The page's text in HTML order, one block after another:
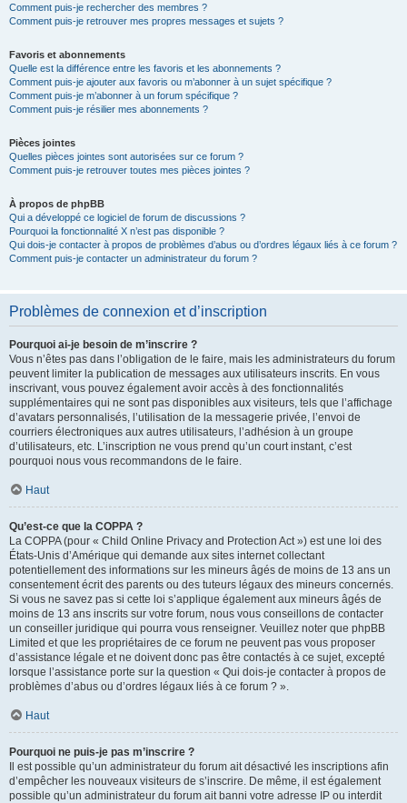
Comment puis-je rechercher des membres ?
Comment puis-je retrouver mes propres messages et sujets ?
Favoris et abonnements
Quelle est la différence entre les favoris et les abonnements ?
Comment puis-je ajouter aux favoris ou m’abonner à un sujet spécifique ?
Comment puis-je m’abonner à un forum spécifique ?
Comment puis-je résilier mes abonnements ?
Pièces jointes
Quelles pièces jointes sont autorisées sur ce forum ?
Comment puis-je retrouver toutes mes pièces jointes ?
À propos de phpBB
Qui a développé ce logiciel de forum de discussions ?
Pourquoi la fonctionnalité X n’est pas disponible ?
Qui dois-je contacter à propos de problèmes d’abus ou d’ordres légaux liés à ce forum ?
Comment puis-je contacter un administrateur du forum ?
Problèmes de connexion et d’inscription
Pourquoi ai-je besoin de m’inscrire ?
Vous n’êtes pas dans l’obligation de le faire, mais les administrateurs du forum
peuvent limiter la publication de messages aux utilisateurs inscrits. En vous
inscrivant, vous pouvez également avoir accès à des fonctionnalités
supplémentaires qui ne sont pas disponibles aux visiteurs, tels que l’affichage
d’avatars personnalisés, l’utilisation de la messagerie privée, l’envoi de
courriers électroniques aux autres utilisateurs, l’adhésion à un groupe
d’utilisateurs, etc. L’inscription ne vous prend qu’un court instant, c’est
pourquoi nous vous recommandons de le faire.
Haut
Qu’est-ce que la COPPA ?
La COPPA (pour « Child Online Privacy and Protection Act ») est une loi des
États-Unis d’Amérique qui demande aux sites internet collectant
potentiellement des informations sur les mineurs âgés de moins de 13 ans un
consentement écrit des parents ou des tuteurs légaux des mineurs concernés.
Si vous ne savez pas si cette loi s’applique également aux mineurs âgés de
moins de 13 ans inscrits sur votre forum, nous vous conseillons de contacter
un conseiller juridique qui pourra vous renseigner. Veuillez noter que phpBB
Limited et que les propriétaires de ce forum ne peuvent pas vous proposer
d’assistance légale et ne doivent donc pas être contactés à ce sujet, excepté
lorsque l’assistance porte sur la question « Qui dois-je contacter à propos de
problèmes d’abus ou d’ordres légaux liés à ce forum ? ».
Haut
Pourquoi ne puis-je pas m’inscrire ?
Il est possible qu’un administrateur du forum ait désactivé les inscriptions afin
d’empêcher les nouveaux visiteurs de s’inscrire. De même, il est également
possible qu’un administrateur du forum ait banni votre adresse IP ou interdit